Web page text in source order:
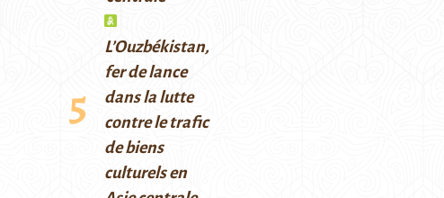
L’Ouzbékistan,
fer de lance
dans la lutte
contre le trafic
de biens
culturels en